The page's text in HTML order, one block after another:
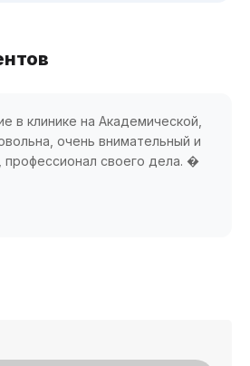
в клинике на Академической,
очень внимательный и
своего дела. �